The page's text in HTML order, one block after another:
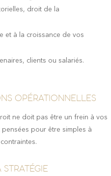
droit de la
et à la croissance de vos
clients ou salariés.
OPÉRATIONNELLES
ne doit pas être un frein à vos
pour être simples à